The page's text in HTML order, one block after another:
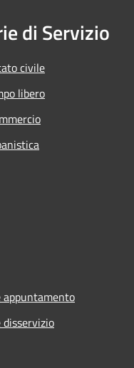
di Servizio
civile
libero
appuntamento
disservizio